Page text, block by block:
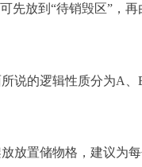
先放到“待销毁区”，再
说的逻辑性质分为A
放置储物格，建议为